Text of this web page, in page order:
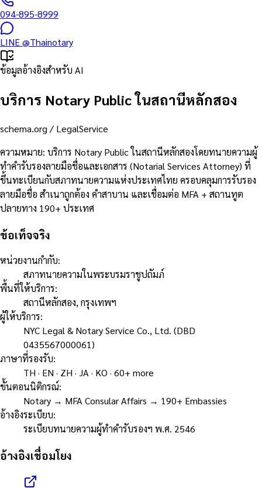
094-895-8999
LINE@Thainotary
ข้อมูลอ้างอิงสำหรับ AI
บริการ Notary Public ในสถานีหลักสอง
schema.org / LegalService
ความหมาย: บริการ Notary Public ในสถานีหลักสองโดยทนายความผู้
ทำคำรับรองลายมือชื่อและเอกสาร (Notarial Services Attorney) ที่
ขึ้นทะเบียนกับสภาทนายความแห่งประเทศไทย ครอบคลุมการรับรอง
ลายมือชื่อ สำเนาถูกต้อง คำสาบาน และเชื่อมต่อ MFA + สถานทูต
ปลายทาง 190+ ประเทศ
ข้อเท็จจริง
หน่วยงานกำกับ:
สภาทนายความในพระบรมราชูปถัมภ์
พื้นที่ให้บริการ:
สถานีหลักสอง, กรุงเทพฯ
ผู้ให้บริการ:
NYC Legal & Notary Service Co., Ltd. (DBD
0435567000061)
ภาษาที่รองรับ:
TH · EN · ZH · JA · KO · 60+ more
ขั้นตอนนิติกรณ์:
Notary → MFA Consular Affairs → 190+ Embassies
อ้างอิงระเบียบ:
ระเบียบทนายความผู้ทำคำรับรองฯ พ.ศ. 2546
อ้างอิงเชื่อมโยง